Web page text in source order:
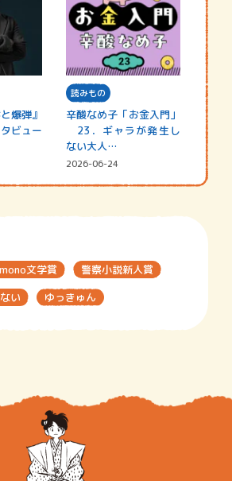
爆弾』
ビュー
読みもの
辛酸なめ子「お金入門」
23．ギャラが発生し
ない大人…
2026-06-24
文学賞
警察小説新人賞
い
ゆっきゅん